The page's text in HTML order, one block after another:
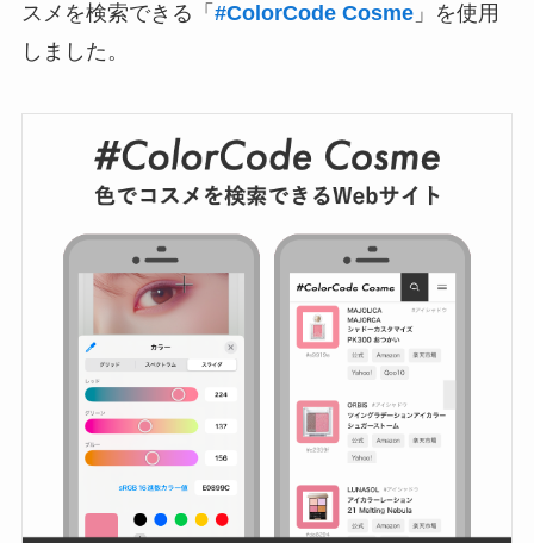
スメを検索できる「 #ColorCode Cosme」を使用
しました。